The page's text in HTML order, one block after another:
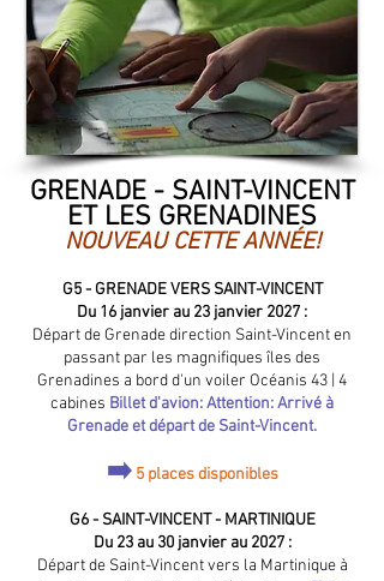
GRENADE - SAINT-VINCENT
ET LES GRENADINES
NOUVEAU CETTE ANNÉE!
G5 - GRENADE ​VERS SAINT-VINCENT
Du 16 janvier au 23 janvier 2027 :
Départ de Grenade direction Saint-Vincent en
passant par les magnifiques îles des
Grenadines a bord d'un voiler Océanis 43 | 4
cabines Billet d'avion: Attention: Arrivé à
Grenade et départ de Saint-Vincent.
➡️ 5 places disponibles
G6 - SAINT-VINCENT - MARTINIQUE
Du 23 au 30 janvier au 2027 :
​Départ de Saint-Vincent vers la Martinique à